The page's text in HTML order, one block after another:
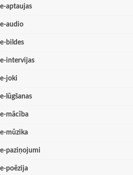
e-aptaujas
e-audio
e-bildes
e-intervijas
e-joki
e-lūgšanas
e-mācība
e-mūzika
e-paziņojumi
e-poēzija